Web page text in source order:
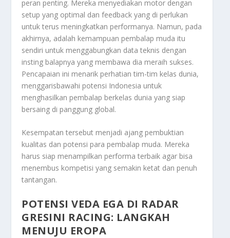
peran penting. Mereka menyediakan motor dengan
setup yang optimal danfeedback yang di perlukan
untuk terus meningkatkan performanya. Namun, pada
akhirnya, adalah kemampuan pembalap muda itu
sendiri untuk menggabungkan data teknis dengan
insting balapnya yang membawa dia meraih sukses.
Pencapaian ini menarik perhatian tim-tim kelas dunia,
menggarisbawahi potensi Indonesia untuk
menghasilkan pembalap berkelas dunia yang siap
bersaing di panggung global.
Kesempatan tersebut menjadi ajang pembuktian
kualitas dan potensi para pembalap muda. Mereka
harus siap menampilkan performa terbaik agar bisa
menembus kompetisi yang semakin ketat dan penuh
tantangan.
POTENSIVEDA EGA DI RADAR
GRESINI RACING: LANGKAH
MENUJU EROPA